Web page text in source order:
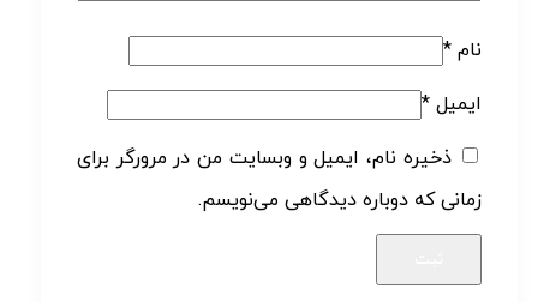
نام *
ایمیل *
ذخیره نام، ایمیل و وبسایت من در مرورگر برای
زمانی که دوباره دیدگاهی می‌نویسم.